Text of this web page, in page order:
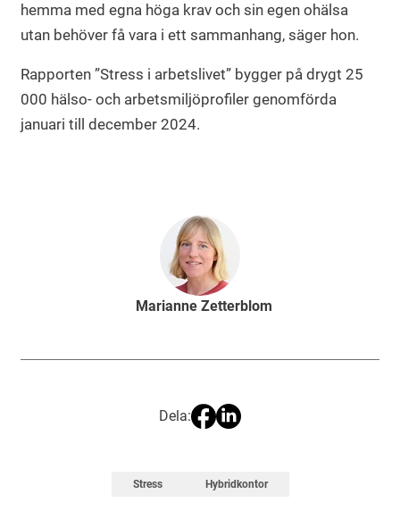
hemma med egna höga krav och sin egen ohälsa
utan behöver få vara i ett sammanhang, säger hon.
Rapporten ”Stress i arbetslivet” bygger på drygt 25
000 hälso- och arbetsmiljöprofiler genomförda
januari till december 2024.
Marianne Zetterblom
Dela:
Stress Hybridkontor